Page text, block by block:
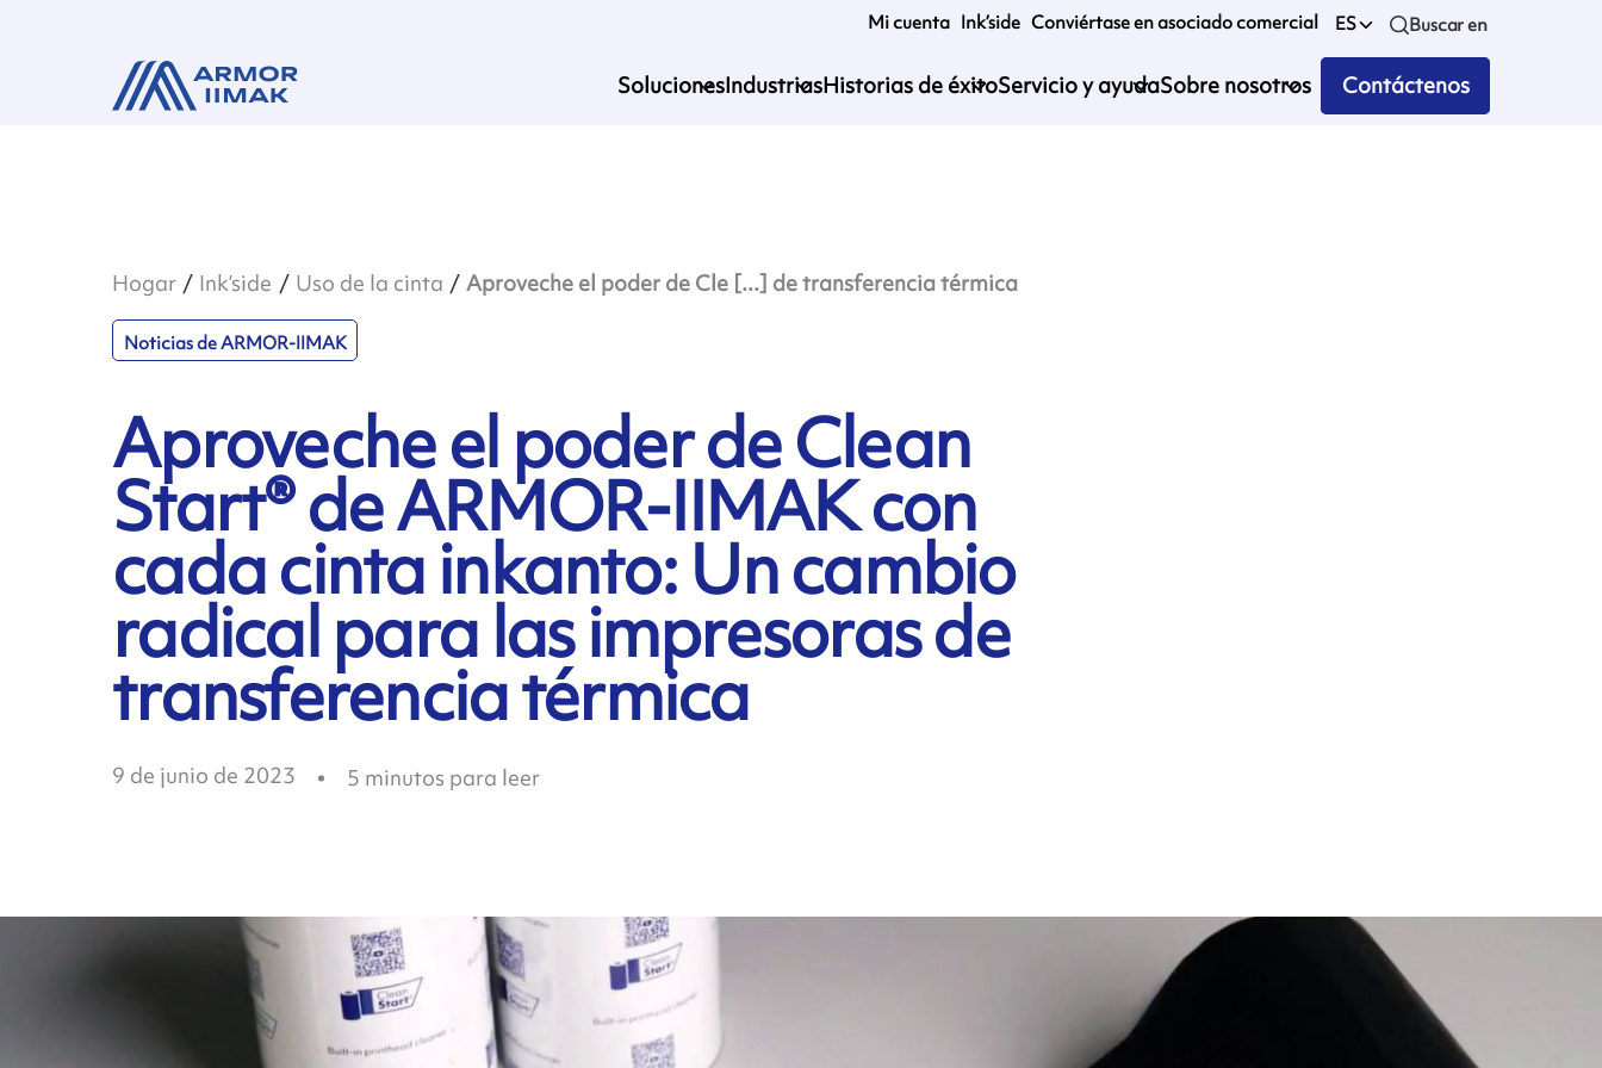
Mi cuenta Ink’side Conviértase en asociado comercial ES Buscar en
SolucionesIndustriasHistorias de éxitoServicio y ayudaSobre nosotros Contáctenos
Hogar Ink’side Uso de la cinta Aproveche el poder de Cle [...] de transferencia térmica
Noticias de ARMOR-IIMAK
Aproveche el poder de Clean
Start® de ARMOR-IIMAK con
cada cinta inkanto: Un cambio
radical para las impresoras de
transferencia térmica
9 de junio de 2023 5 minutos para leer